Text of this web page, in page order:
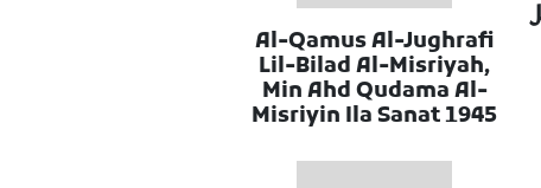
Al-Qamus Al-Jughrafi
Lil-Bilad Al-Misriyah,
Min Ahd Qudama Al-
Misriyin Ila Sanat 1945